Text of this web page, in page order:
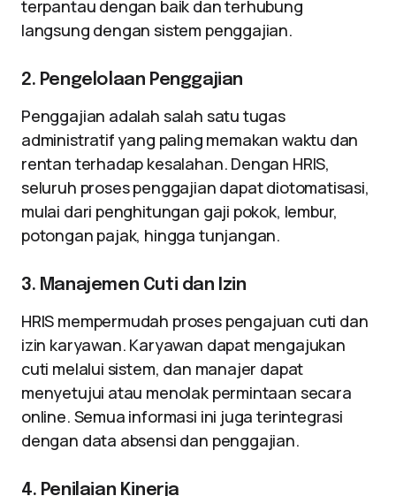
terpantau dengan baik dan terhubung
langsung dengan sistem penggajian.
2. Pengelolaan Penggajian
Penggajian adalah salah satu tugas
administratif yang paling memakan waktu dan
rentan terhadap kesalahan. Dengan HRIS,
seluruh proses penggajian dapat diotomatisasi,
mulai dari penghitungan gaji pokok, lembur,
potongan pajak, hingga tunjangan.
3. Manajemen Cuti dan Izin
HRIS mempermudah proses pengajuan cuti dan
izin karyawan. Karyawan dapat mengajukan
cuti melalui sistem, dan manajer dapat
menyetujui atau menolak permintaan secara
online. Semua informasi ini juga terintegrasi
dengan data absensi dan penggajian.
4. Penilaian Kinerja